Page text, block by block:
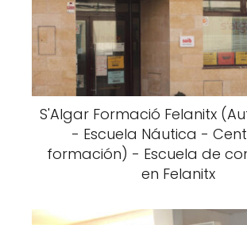
S'Algar Formació Felanitx
- Escuela Náutica -
formación) - Escuela de
en Felanitx